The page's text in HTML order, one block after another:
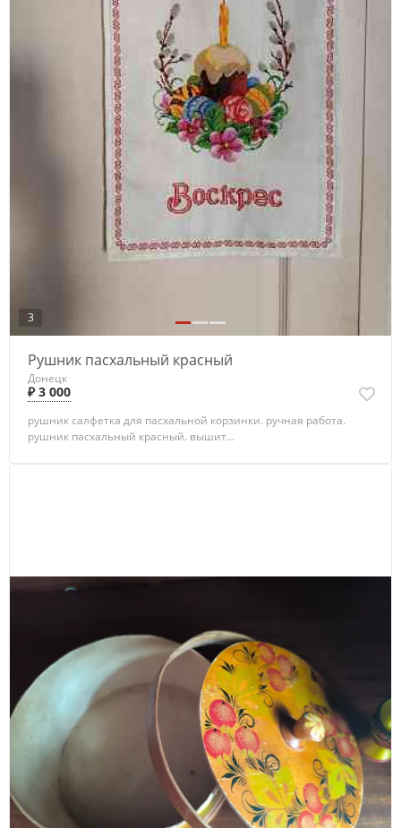
3
Рушник пасхальный красный
Донецк
₽ 3 000
рушник салфетка для пасхальной корзинки. ручная работа.
рушник пасхальный красный. вышит...